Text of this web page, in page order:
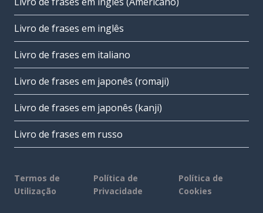
Livro de frases em inglês
Livro de frases em italiano
Livro de frases em japonês (romaji)
Livro de frases em japonês (kanji)
Livro de frases em russo
Termos de
Utilização
Política de
Privacidade
Política de
Cookies